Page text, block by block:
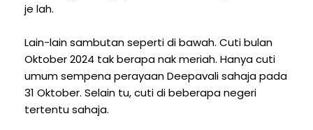
je lah.
Lain-lain sambutan seperti di bawah. Cuti bulan
Oktober 2024 tak berapa nak meriah. Hanya cuti
umum sempena perayaan Deepavali sahaja pada
31 Oktober. Selain tu, cuti di beberapa negeri
tertentu sahaja.